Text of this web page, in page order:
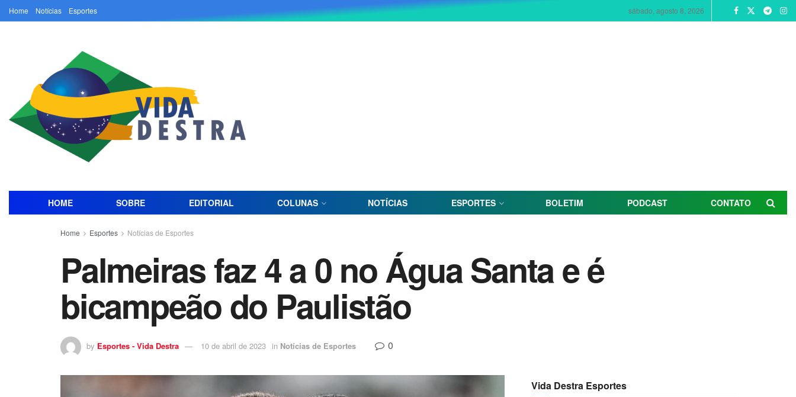
Home Notícias Esportes sábado, agosto 8, 2026
HOME SOBRE EDITORIAL COLUNAS NOTÍCIAS ESPORTES BOLETIM PODCAST CONTATO
Home Esportes Notícias de Esportes
Palmeiras faz 4 a 0 no Água Santa e é
bicampeão do Paulistão
by Esportes - Vida Destra 10 de abril de 2023 in Notícias de Esportes 0
Vida Destra Esportes